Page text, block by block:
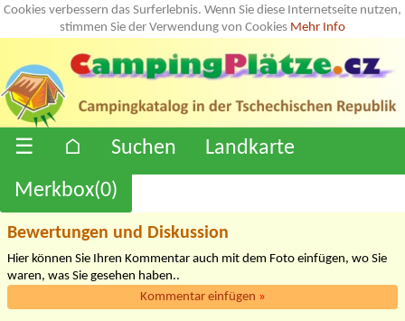
Cookies verbessern das Surferlebnis. Wenn Sie diese Internetseite nutzen,
stimmen Sie der Verwendung von Cookies Mehr Info
☰ ⌂ Suchen
Landkarte
Merkbox(0)
Bewertungen und Diskussion
Hier können Sie Ihren Kommentar auch mit dem Foto einfügen, wo Sie
waren, was Sie gesehen haben..
Kommentar einfügen »